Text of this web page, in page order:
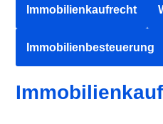
Immobilienkaufrecht
Immobilienbesteuerung